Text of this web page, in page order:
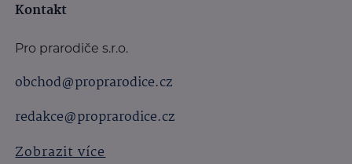
Kontakt
Pro prarodiče s.r.o.
obchod@proprarodice.cz
redakce@proprarodice.cz
Zobrazit více